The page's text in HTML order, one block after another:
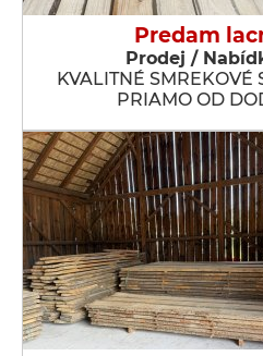
Predam
Prodej /
KVALITNÉ SMREKOVÉ
PRIAMO OD